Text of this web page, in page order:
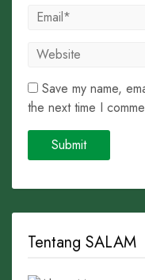
Save my name,
the next time I
Tentang SALAM